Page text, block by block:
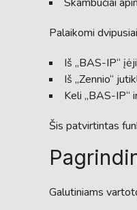
Palaikomi
Iš „BAS-IP“
Iš „Zennio“
Keli „BAS-IP“
Šis patvirtintas
Galutiniams